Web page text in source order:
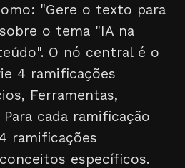
"Gere o texto para
o tema "IA na
O nó central é o
4 ramificações
Ferramentas,
cada ramificação
ramificações
específicos.